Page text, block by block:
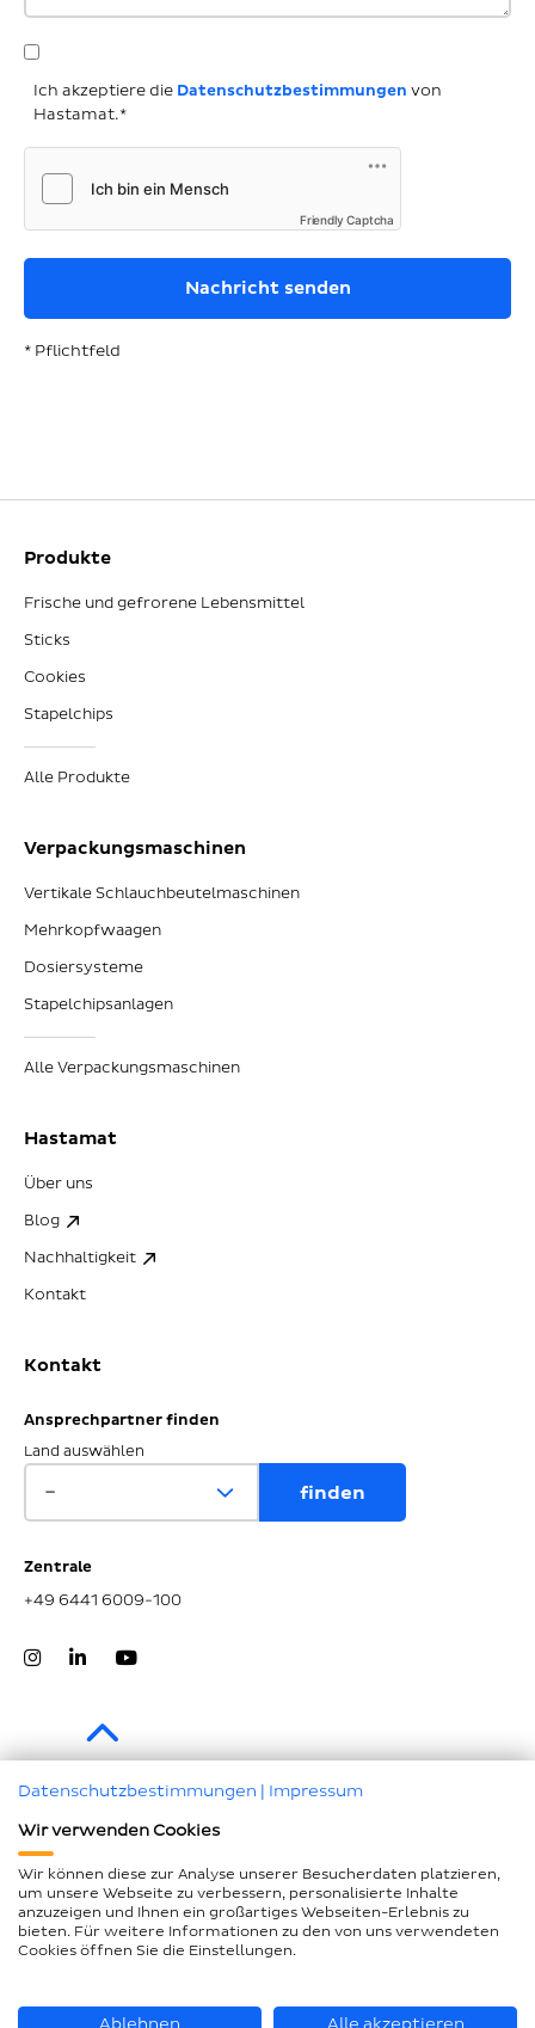
Ich akzeptiere die Datenschutzbestimmungen von
Hastamat.*
Friendly Captcha
* Pflichtfeld
Produkte
Frische und gefrorene Lebensmittel
Sticks
Cookies
Stapelchips
Alle Produkte
Verpackungsmaschinen
Vertikale Schlauchbeutelmaschinen
Mehrkopfwaagen
Dosiersysteme
Stapelchipsanlagen
Alle Verpackungsmaschinen
Hastamat
Über uns
Blog
Nachhaltigkeit
Kontakt
Kontakt
Ansprechpartner finden
Land auswählen
Zentrale
+49 6441 6009-100
Impressum
Datenschutz
Compliance
AEB und LkSG
Seitenübersicht
Datenschutzbestimmungen | Impressum
Wir verwenden Cookies
Wir können diese zur Analyse unserer Besucherdaten platzieren,
um unsere Webseite zu verbessern, personalisierte Inhalte
anzuzeigen und Ihnen ein großartiges Webseiten-Erlebnis zu
bieten. Für weitere Informationen zu den von uns verwendeten
Cookies öffnen Sie die Einstellungen.
Ablehnen Alle akzeptieren